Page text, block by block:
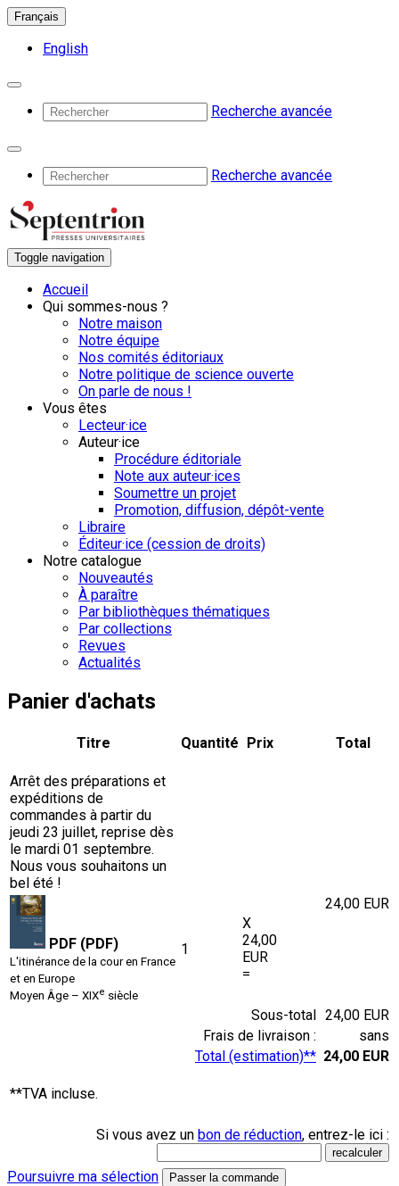
Français
English
Recherche avancée
Recherche avancée
Toggle navigation
Accueil
Qui sommes-nous ?
Notre maison
Notre équipe
Nos comités éditoriaux
Notre politique de science ouverte
On parle de nous !
Vous êtes
Lecteur·ice
Auteur·ice
Procédure éditoriale
Note aux auteur·ices
Soumettre un projet
Promotion, diffusion, dépôt-vente
Libraire
Éditeur·ice (cession de droits)
Notre catalogue
Nouveautés
À paraître
Par bibliothèques thématiques
Par collections
Revues
Actualités
Panier d'achats
Arrêt des préparations et
expéditions de
commandes à partir du
jeudi 23 juillet, reprise dès
le mardi 01 septembre.
Nous vous souhaitons un
bel été !
Titre Quantité Prix Total
PDF (PDF)
L'itinérance de la cour en France
et en Europe
Moyen Âge – XIXe siècle
1
X
24,00
EUR
=
24,00 EUR
Sous-total 24,00 EUR
Frais de livraison :
sans
Total (estimation)** 24,00 EUR
**TVA incluse.
Si vous avez un bon de réduction, entrez-le ici :
Poursuivre ma sélection Passer la commande